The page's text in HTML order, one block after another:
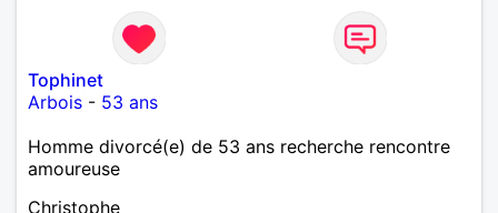
Tophinet
Arbois - 53 ans
Homme divorcé(e) de 53 ans recherche rencontre
amoureuse
Christophe